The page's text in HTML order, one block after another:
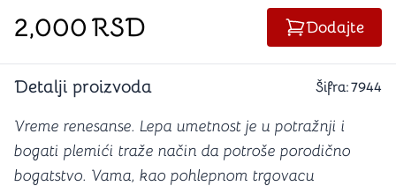
2,000RSD Dodajte
Detalji proizvoda Šifra:7944
Vreme renesanse. Lepa umetnost je u potražnji i
bogati plemići traže način da potroše porodično
bogatstvo. Vama, kao pohlepnom trgovacu